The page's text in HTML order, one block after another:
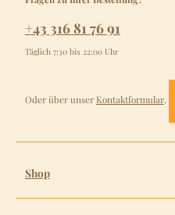
+43 316 81 76 91
Täglich 7:30 bis 22:00 Uhr
Oder über unser Kontaktformular.
Shop